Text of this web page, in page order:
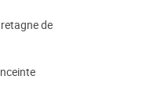
de